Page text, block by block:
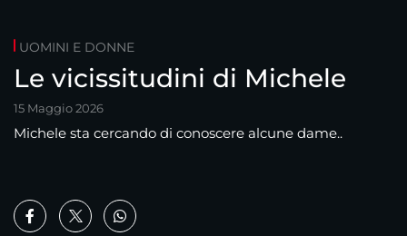
UOMINI E DONNE
Le vicissitudini di Michele
15 Maggio 2026
Michele sta cercando di conoscere alcune dame..